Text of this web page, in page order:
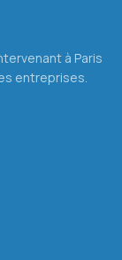
à Paris
entreprises.